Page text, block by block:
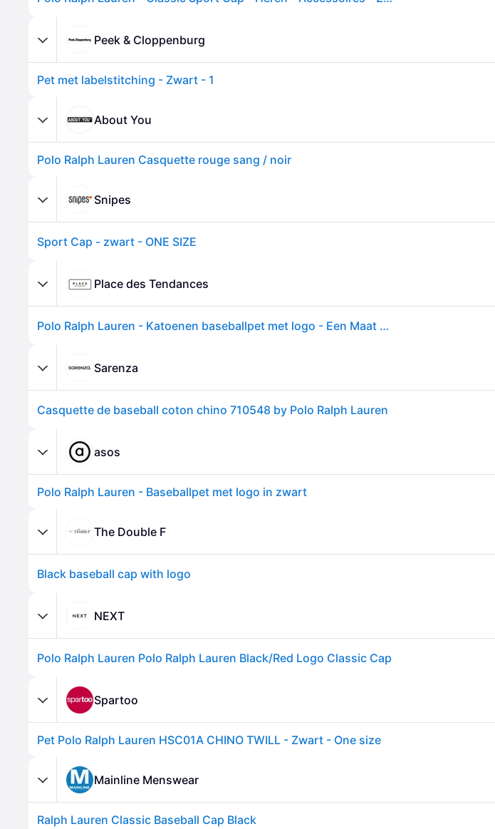
Peek & Cloppenburg
Pet met labelstitching - Zwart - 1
About You
Polo Ralph Lauren Casquette rouge sang / noir
Snipes
Sport Cap - zwart - ONE SIZE
Place des Tendances
Polo Ralph Lauren - Katoenen baseballpet met logo - Een Maat - Zwart
Sarenza
Casquette de baseball coton chino 710548 by Polo Ralph Lauren
asos
Polo Ralph Lauren - Baseballpet met logo in zwart
The Double F
Black baseball cap with logo
NEXT
Polo Ralph Lauren Polo Ralph Lauren Black/Red Logo Classic Cap
Spartoo
Pet Polo Ralph Lauren HSC01A CHINO TWILL - Zwart - One size
Mainline Menswear
Ralph Lauren Classic Baseball Cap Black